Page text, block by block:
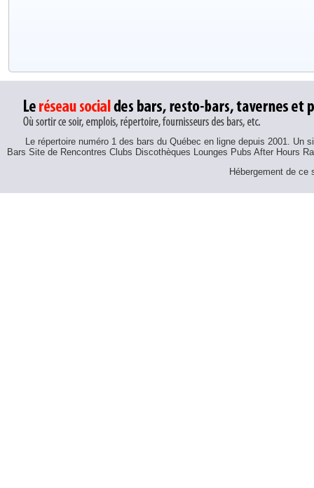
Le répertoire numéro 1 des bars du Québec en ligne depuis 2001.
Bars Site de Rencontres Clubs Discothèques Lounges Pubs After Hours
Hébergement de ce